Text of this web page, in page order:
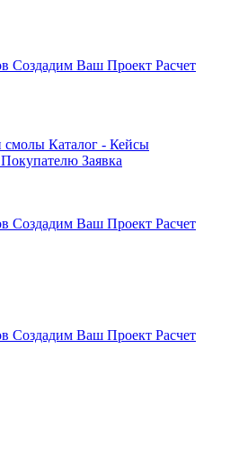
Создадим Ваш Проект Расчет
смолы Каталог - Кейсы
Покупателю Заявка
Создадим Ваш Проект Расчет
Создадим Ваш Проект Расчет